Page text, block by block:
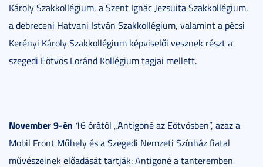
Károly Szakkollégium, a Szent Ignác Jezsuita Szakkollégium,
a debreceni Hatvani István Szakkollégium, valamint a pécsi
Kerényi Károly Szakkollégium képviselői vesznek részt a
szegedi Eötvös Loránd Kollégium tagjai mellett.
November 9-én 16 órától „Antigoné az Eötvösben”, azaz a
Mobil Front Műhely és a Szegedi Nemzeti Színház fiatal
művészeinek előadását tartják: Antigoné a tanteremben